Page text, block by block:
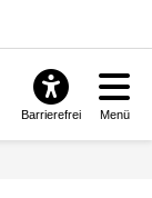
Barrierefrei Menü